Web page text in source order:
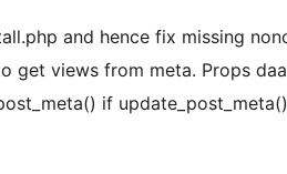
and hence fix missing
get views from meta. Props
if